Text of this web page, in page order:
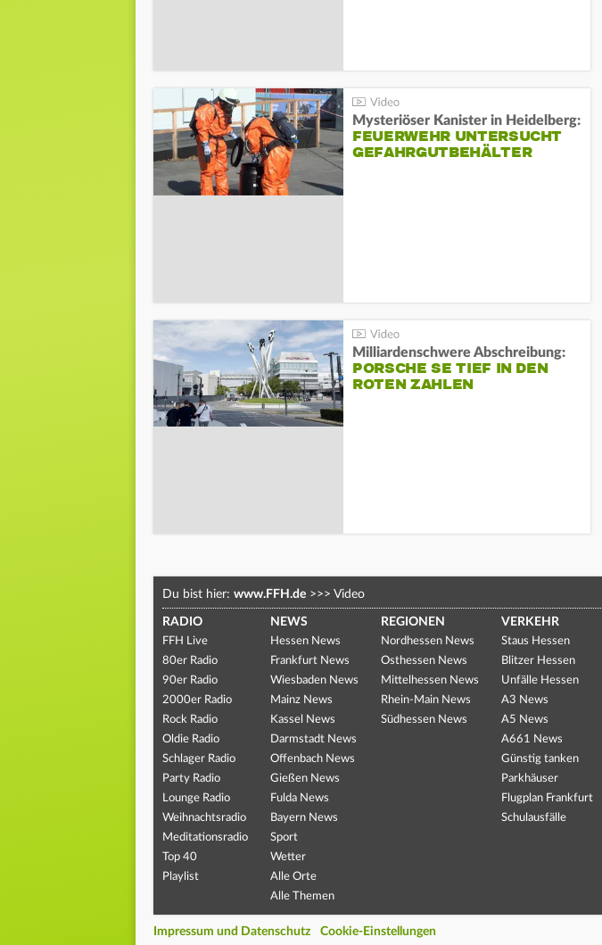
Mysteriöser Kanister in Heidelberg:
FEUERWEHR UNTERSUCHT
GEFAHRGUTBEHÄLTER
Milliardenschwere Abschreibung:
PORSCHE SE TIEF IN DEN
ROTEN ZAHLEN
Du bist hier: www.FFH.de >>> Video
RADIO
FFH Live
80er Radio
90er Radio
2000er Radio
Rock Radio
Oldie Radio
Schlager Radio
Party Radio
Lounge Radio
Weihnachtsradio
Meditationsradio
Top 40
Playlist
NEWS
Hessen News
Frankfurt News
Wiesbaden News
Mainz News
Kassel News
Darmstadt News
Offenbach News
Gießen News
Fulda News
Bayern News
Sport
Wetter
Alle Orte
Alle Themen
REGIONEN
Nordhessen News
Osthessen News
Mittelhessen News
Rhein-Main News
Südhessen News
VERKEHR
Staus Hessen
Blitzer Hessen
Unfälle Hessen
A3 News
A5 News
A661 News
Günstig tanken
Parkhäuser
Flugplan Frankfurt
Schulausfälle
Impressum und Datenschutz Cookie-Einstellungen